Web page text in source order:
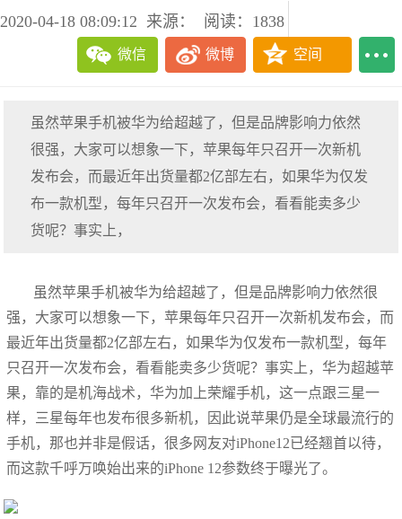
2020-04-18 08:09:12 来源： 阅读：1838
微信 微博 空间
虽然苹果手机被华为给超越了，但是品牌影响力依然
很强，大家可以想象一下，苹果每年只召开一次新机
发布会，而最近年出货量都2亿部左右，如果华为仅发
布一款机型，每年只召开一次发布会，看看能卖多少
货呢？事实上，
虽然苹果手机被华为给超越了，但是品牌影响力依然很
强，大家可以想象一下，苹果每年只召开一次新机发布会，而
最近年出货量都2亿部左右，如果华为仅发布一款机型，每年
只召开一次发布会，看看能卖多少货呢？事实上，华为超越苹
果，靠的是机海战术，华为加上荣耀手机，这一点跟三星一
样，三星每年也发布很多新机，因此说苹果仍是全球最流行的
手机，那也并非是假话，很多网友对iPhone12已经翘首以待，
而这款千呼万唤始出来的iPhone 12参数终于曝光了。